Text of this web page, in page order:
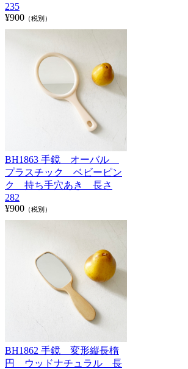
235
¥900 （税別）
BH1863 手鏡 オーバル
プラスチック ベビーピン
ク 持ち手穴あき 長さ
282
¥900 （税別）
BH1862 手鏡 変形縦長楕
円 ウッドナチュラル 長